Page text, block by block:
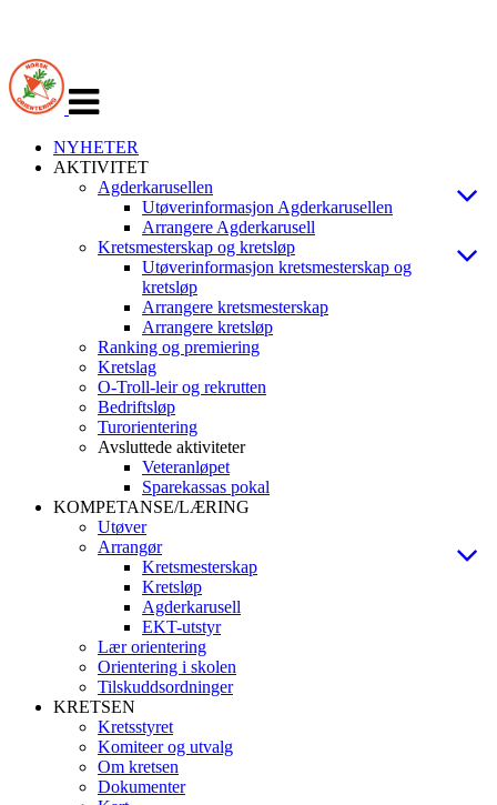
navigasjon
NYHETER
AKTIVITET
Agderkarusellen
Utøverinformasjon Agderkarusellen
Arrangere Agderkarusell
Kretsmesterskap og kretsløp
Utøverinformasjon kretsmesterskap og
kretsløp
Arrangere kretsmesterskap
Arrangere kretsløp
Ranking og premiering
Kretslag
O-Troll-leir og rekrutten
Bedriftsløp
Turorientering
Avsluttede aktiviteter
Veteranløpet
Sparekassas pokal
KOMPETANSE/LÆRING
Utøver
Arrangør
Kretsmesterskap
Kretsløp
Agderkarusell
EKT-utstyr
Lær orientering
Orientering i skolen
Tilskuddsordninger
KRETSEN
Kretsstyret
Komiteer og utvalg
Om kretsen
Dokumenter